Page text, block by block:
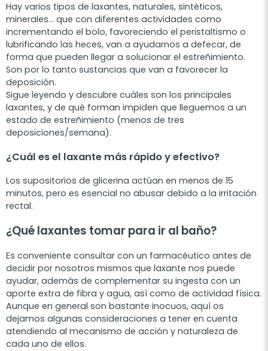
Hay varios tipos de laxantes, naturales, sintéticos,
minerales… que con diferentes actividades como
incrementando el bolo, favoreciendo el peristaltismo o
lubrificando las heces, van a ayudarnos a defecar, de
forma que pueden llegar a solucionar el estreñimiento.
Son por lo tanto sustancias que van a favorecer la
deposición.
Sigue leyendo y descubre cuáles son los principales
laxantes, y de qué forman impiden que lleguemos a un
estado de estreñimiento (menos de tres
deposiciones/semana).
¿Cuál es el laxante más rápido y efectivo?
Los supositorios de glicerina actúan en menos de 15
minutos, pero es esencial no abusar debido a la irritación
rectal.
¿Qué laxantes tomar para ir al baño?
Es conveniente consultar con un farmacéutico antes de
decidir por nosotros mismos que laxante nos puede
ayudar, además de complementar su ingesta con un
aporte extra de fibra y agua, así como de actividad física.
Aunque en general son bastante inocuos, aquí os
dejamos algunas consideraciones a tener en cuenta
atendiendo al mecanismo de acción y naturaleza de
cada uno de ellos.